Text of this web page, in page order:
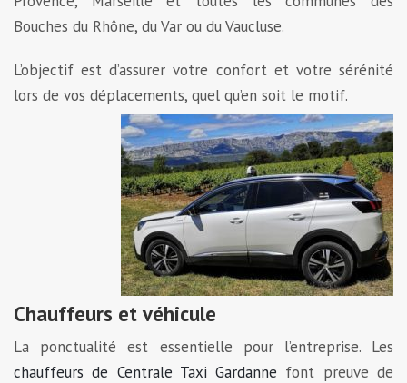
Bouches du Rhône, du Var ou du Vaucluse.
L’objectif est d’assurer votre confort et votre sérénité
lors de vos déplacements, quel qu’en soit le motif.
Chauffeurs et véhicule
La ponctualité est essentielle pour l’entreprise. Les
chauffeurs de Centrale Taxi Gardanne font preuve de